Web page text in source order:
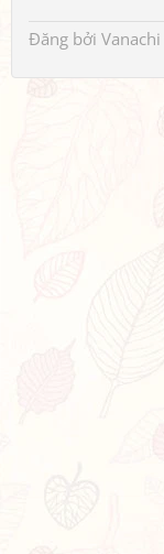
Đăng bởi Vanachi